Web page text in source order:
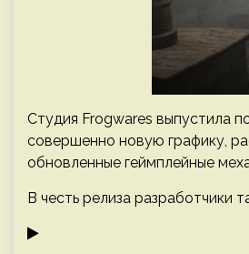
Студия Frogwares выпустила
совершенно новую графику,
обновленные геймплейные
В честь релиза разработчики